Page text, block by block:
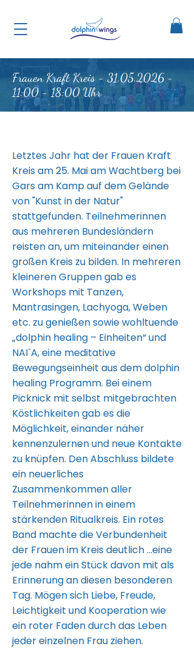
Frauen Kraft Kreis - 31.05.2026 -
11:00 - 18:00 Uhr
Letztes Jahr hat der Frauen Kraft
Kreis am 25. Mai am Wachtberg bei
Gars am Kamp auf dem Gelände
von "Kunst in der Natur"
stattgefunden. Teilnehmerinnen
aus mehreren Bundesländern
reisten an, um miteinander einen
großen Kreis zu bilden. In mehreren
kleineren Gruppen gab es
Workshops mit Tanzen,
Mantrasingen, Lachyoga, Weben
etc. zu genießen sowie wohltuende
„dolphin healing – Einheiten“ und
NAI`A, eine meditative
Bewegungseinheit aus dem dolphin
healing Programm. Bei einem
Picknick mit selbst mitgebrachten
Köstlichkeiten gab es die
Möglichkeit, einander näher
kennenzulernen und neue Kontakte
zu knüpfen. Den Abschluss bildete
ein neuerliches
Zusammenkommen aller
Teilnehmerinnen in einem
stärkenden Ritualkreis. Ein rotes
Band machte die Verbundenheit
der Frauen im Kreis deutlich ...eine
jede nahm ein Stück davon mit als
Erinnerung an diesen besonderen
Tag. Mögen sich Liebe, Freude,
Leichtigkeit und Kooperation wie
ein roter Faden durch das Leben
jeder einzelnen Frau ziehen.